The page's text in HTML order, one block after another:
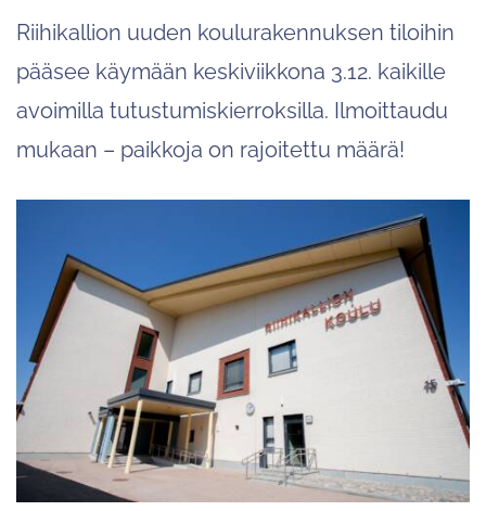
Riihikallion uuden koulurakennuksen tiloihin
pääsee käymään keskiviikkona 3.12. kaikille
avoimilla tutustumiskierroksilla. Ilmoittaudu
mukaan – paikkoja on rajoitettu määrä!